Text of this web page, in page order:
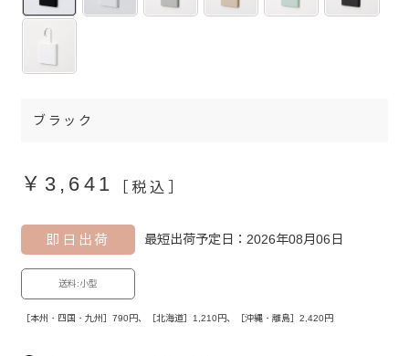
ブラック
￥3,641 ［税込］
即日出荷 最短出荷予定日：2026年08月06日
送料:小型
［本州・四国・九州］790円、［北海道］1,210円、［沖縄・離島］2,420円